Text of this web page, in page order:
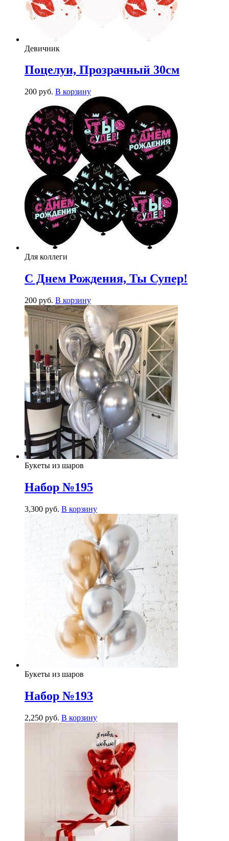
Девичник
Поцелуи, Прозрачный 30см
200 руб. В корзину
Для коллеги
С Днем Рождения, Ты Супер!
200 руб. В корзину
Букеты из шаров
Набор №195
3,300 руб. В корзину
Букеты из шаров
Набор №193
2,250 руб. В корзину